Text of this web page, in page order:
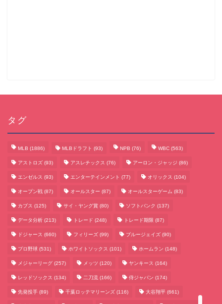
タグ
MLB (1886) MLBドラフト (93) NPB (76) WBC (563)
アストロズ (93) アスレチックス (76) アーロン・ジャッジ (86)
エンゼルス (93) エンターテインメント (77) オリックス (104)
オープン戦 (87) オールスター (87) オールスターゲーム (83)
カブス (125) サイ・ヤング賞 (80) ソフトバンク (137)
データ分析 (213) トレード (248) トレード期限 (87)
ドジャース (660) フィリーズ (99) ブルージェイズ (90)
プロ野球 (531) ホワイトソックス (101) ホームラン (148)
メジャーリーグ (257) メッツ (120) ヤンキース (164)
レッドソックス (134) 二刀流 (166) 侍ジャパン (174)
先発投手 (89) 千葉ロッテマリーンズ (116) 大谷翔平 (661)
テクノロジーまとめ